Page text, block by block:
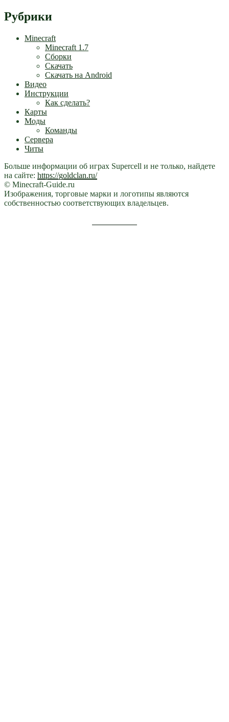
Рубрики
Minecraft
Minecraft 1.7
Сборки
Скачать
Скачать на Android
Видео
Инструкции
Как сделать?
Карты
Моды
Команды
Сервера
Читы
Больше информации об играх Supercell и не только, найдете
на сайте: https://goldclan.ru/
© Minecraft-Guide.ru
Изображения, торговые марки и логотипы являются
собственностью соответствующих владельцев.